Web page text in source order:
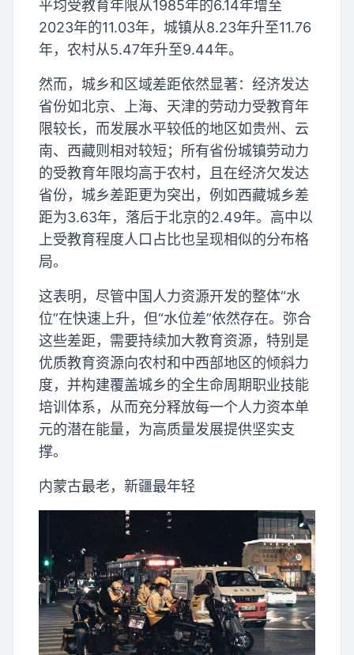
平均受教育年限从1985年的6.14年增至
2023年的11.03年，城镇从8.23年升至11.76
年，农村从5.47年升至9.44年。
然而，城乡和区域差距依然显著：经济发达
省份如北京、上海、天津的劳动力受教育年
限较长，而发展水平较低的地区如贵州、云
南、西藏则相对较短；所有省份城镇劳动力
的受教育年限均高于农村，且在经济欠发达
省份，城乡差距更为突出，例如西藏城乡差
距为3.63年，落后于北京的2.49年。高中以
上受教育程度人口占比也呈现相似的分布格
局。
这表明，尽管中国人力资源开发的整体“水
位”在快速上升，但“水位差”依然存在。弥合
这些差距，需要持续加大教育资源，特别是
优质教育资源向农村和中西部地区的倾斜力
度，并构建覆盖城乡的全生命周期职业技能
培训体系，从而充分释放每一个人力资本单
元的潜在能量，为高质量发展提供坚实支
撑。
内蒙古最老，新疆最年轻